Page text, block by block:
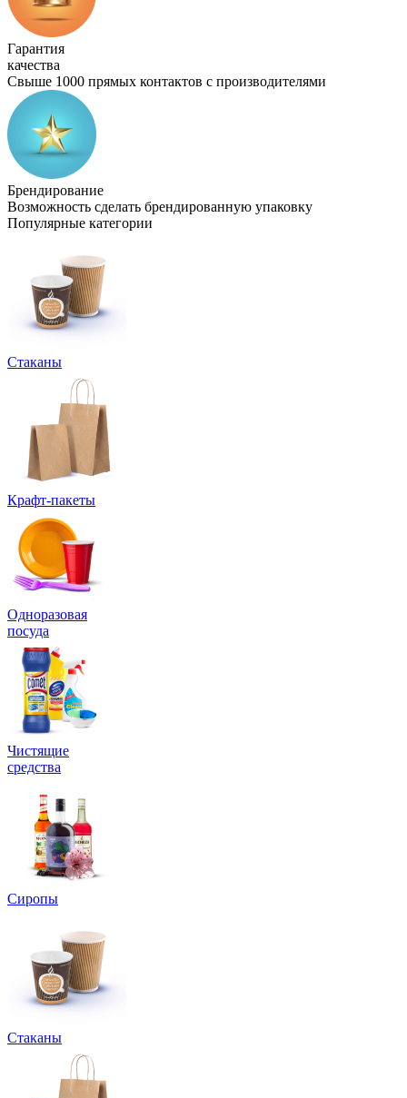
Гарантия
качества
Свыше 1000 прямых контактов с производителями
Брендирование
Возможность сделать брендированную упаковку
Популярные категории
Стаканы
Крафт-пакеты
Одноразовая
посуда
Чистящие
средства
Сиропы
Стаканы